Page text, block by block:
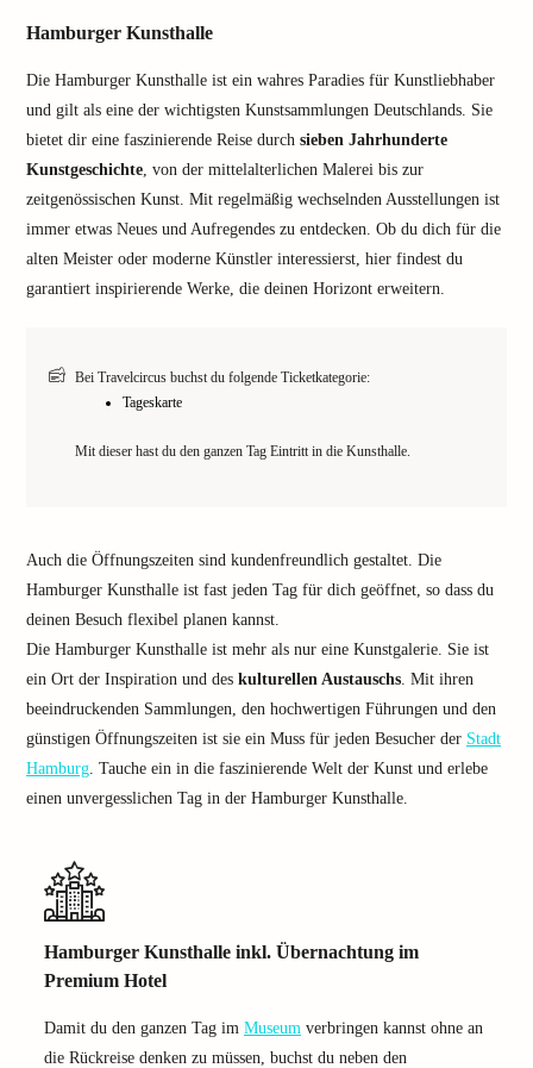
Hamburger Kunsthalle
Die Hamburger Kunsthalle ist ein wahres Paradies für Kunstliebhaber
und gilt als eine der wichtigsten Kunstsammlungen Deutschlands. Sie
bietet dir eine faszinierende Reise durch sieben Jahrhunderte
Kunstgeschichte, von der mittelalterlichen Malerei bis zur
zeitgenössischen Kunst. Mit regelmäßig wechselnden Ausstellungen ist
immer etwas Neues und Aufregendes zu entdecken. Ob du dich für die
alten Meister oder moderne Künstler interessierst, hier findest du
garantiert inspirierende Werke, die deinen Horizont erweitern.
Bei Travelcircus buchst du folgende Ticketkategorie:
Tageskarte
Mit dieser hast du den ganzen Tag Eintritt in die Kunsthalle.
Auch die Öffnungszeiten sind kundenfreundlich gestaltet. Die
Hamburger Kunsthalle ist fast jeden Tag für dich geöffnet, so dass du
deinen Besuch flexibel planen kannst.
Die Hamburger Kunsthalle ist mehr als nur eine Kunstgalerie. Sie ist
ein Ort der Inspiration und des kulturellen Austauschs. Mit ihren
beeindruckenden Sammlungen, den hochwertigen Führungen und den
günstigen Öffnungszeiten ist sie ein Muss für jeden Besucher der Stadt
Hamburg. Tauche ein in die faszinierende Welt der Kunst und erlebe
einen unvergesslichen Tag in der Hamburger Kunsthalle.
Hamburger Kunsthalle inkl. Übernachtung im
Premium Hotel
Damit du den ganzen Tag im Museum verbringen kannst ohne an
die Rückreise denken zu müssen, buchst du neben den